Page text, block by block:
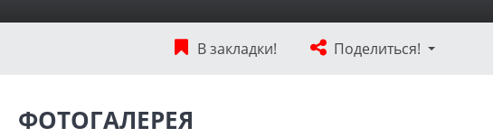
В закладки! Поделиться!
ФОТОГАЛЕРЕЯ